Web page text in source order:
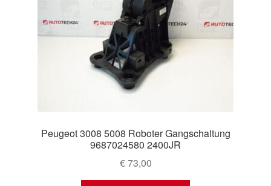
Peugeot 3008 5008 Roboter Gangschaltung
9687024580 2400JR
€73,00